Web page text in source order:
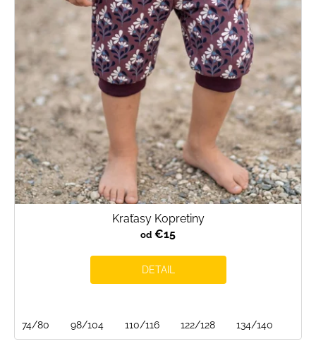
Kraťasy Kopretiny
od €15
DETAIL
74/80 98/104 110/116 122/128 134/140